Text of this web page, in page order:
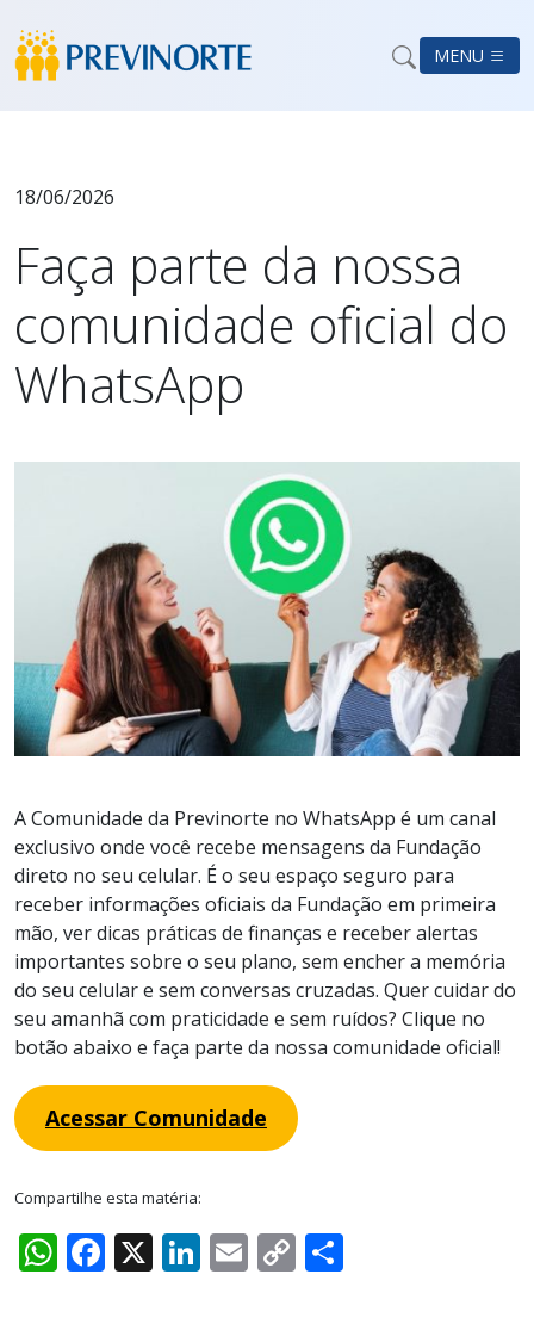
MENU
18/06/2026
Faça parte da nossa
comunidade oficial do
WhatsApp
A Comunidade da Previnorte no WhatsApp é um canal
exclusivo onde você recebe mensagens da Fundação
direto no seu celular. É o seu espaço seguro para
receber informações oficiais da Fundação em primeira
mão, ver dicas práticas de finanças e receber alertas
importantes sobre o seu plano, sem encher a memória
do seu celular e sem conversas cruzadas. Quer cuidar do
seu amanhã com praticidade e sem ruídos? Clique no
botão abaixo e faça parte da nossa comunidade oficial!
Acessar Comunidade
Compartilhe esta matéria:
WhatsApp
Facebook
X LinkedIn
Email
Copy